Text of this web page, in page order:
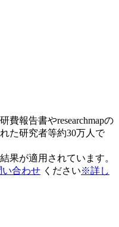
費報告書やresearchmapの
た研究者等約30万人で
果が適用されています。
い合わせ ください※詳し